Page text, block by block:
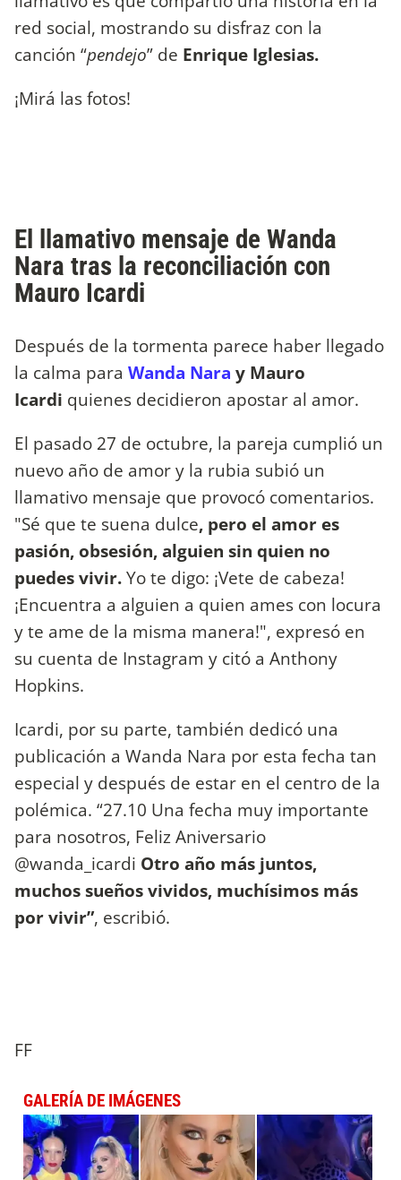
red social, mostrando su disfraz con la
canción “pendejo” de Enrique Iglesias.
¡Mirá las fotos!
El llamativo mensaje de Wanda
Nara tras la reconciliación con
Mauro Icardi
Después de la tormenta parece haber llegado
la calma para Wanda Nara y Mauro
Icardi quienes decidieron apostar al amor.
El pasado 27 de octubre, la pareja cumplió un
nuevo año de amor y la rubia subió un
llamativo mensaje que provocó comentarios.
"Sé que te suena dulce, pero el amor es
pasión, obsesión, alguien sin quien no
puedes vivir.Yo te digo: ¡Vete de cabeza!
¡Encuentra a alguien a quien ames con locura
y te ame de la misma manera!", expresó en
su cuenta de Instagram y citó a Anthony
Hopkins.
Icardi, por su parte, también dedicó una
publicación a Wanda Nara por esta fecha tan
especial y después de estar en el centro de la
polémica. “27.10 Una fecha muy importante
para nosotros, Feliz Aniversario
@wanda_icardi Otro año más juntos,
muchos sueños vividos, muchísimos más
por vivir”, escribió.
FF
GALERÍA DE IMÁGENES